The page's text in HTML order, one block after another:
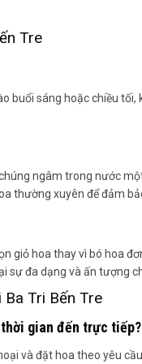
Tre
buổi sáng hoặc chiều
ngâm trong nước
thường xuyên để đảm
giỏ hoa thay vì bó hoa
sự đa dạng và ấn tượng
Tri Bến Tre
gian đến trực tiếp?
và đặt hoa theo yêu